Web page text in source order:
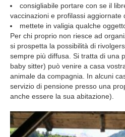
consigliabile portare con se il
vaccinazioni e profilassi aggiornate
mettete in valigia qualche
Per chi proprio non riesce ad
si prospetta la possibilità di
sempre più diffusa. Si tratta di una
baby sitter) può venire a casa
animale da compagnia. In alcuni
servizio di pensione presso una
anche essere la sua abitazione).